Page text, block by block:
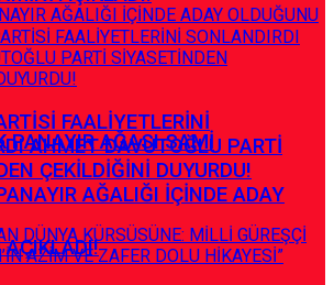
PANAYIR AĞASI SAMİ
AĞALIĞI İÇİNDE ADAY
AÇIKLADI!
FAALİYETLERİNİ
AHMET DAVUTOĞLU PARTİ
ÇEKİLDİĞİNİ DUYURDU!